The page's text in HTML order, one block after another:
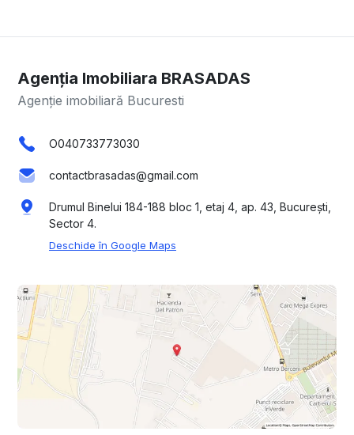
Agenția Imobiliara BRASADAS
Agenție imobiliară Bucuresti
O040733773030
contactbrasadas@gmail.com
Drumul Binelui 184-188 bloc 1, etaj 4, ap. 43, București,
Sector 4.
Deschide în Google Maps